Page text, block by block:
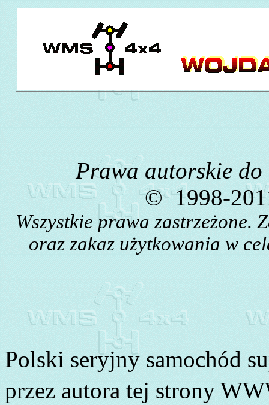
Prawa autorskie
©1998-
Wszystkie prawa zastrzeżone.
oraz zakaz użytkowania w
Polski seryjny samochód
przez autora tej strony